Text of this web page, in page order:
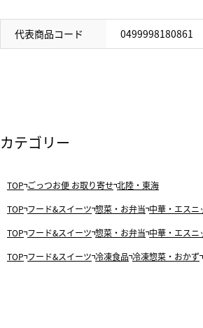
代表商品コード 0499998180861
カテゴリー
TOP ごっつお便 お取り寄せ 北陸・東海
TOP フード&スイーツ 惣菜・お弁当 中華・エスニ
TOP フード&スイーツ 惣菜・お弁当 中華・エスニ
TOP フード&スイーツ 冷凍食品 冷凍惣菜・おかず